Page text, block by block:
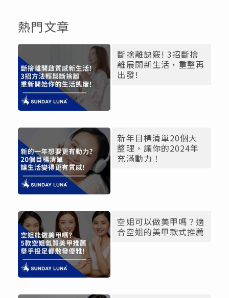
熱門文章
斷捨離訣竅! 3招斷捨
離展開新生活，重整再
出發!
新年目標清單20個大
整理，讓你的2024年
充滿動力！
空姐可以做美甲嗎？適
合空姐的美甲款式推薦